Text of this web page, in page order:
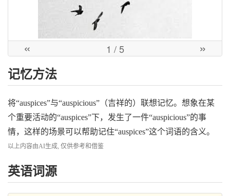
« 1 / 5 »
记忆方法
将“auspices”与“auspicious”（吉祥的）联想记忆。想象在某
个重要活动的“auspices”下，发生了一件“auspicious”的事
情，这样的场景可以帮助记住“auspices”这个词语的含义。
以上内容由AI生成, 仅供参考和借鉴
英语词源